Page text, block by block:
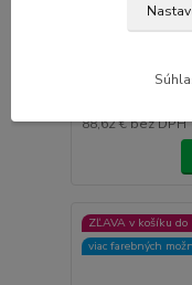
88,62 €bez DPH
ZĽAVA v košíku do
viac farebných